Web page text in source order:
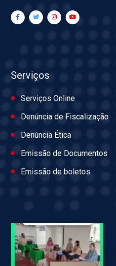
Serviços
Serviços Online
Denúncia de Fiscalização
Denúncia Ética
Emissão de Documentos
Emissão de boletos